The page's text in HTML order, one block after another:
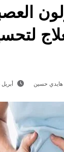
هايدي حسين أبريل 16, 2025